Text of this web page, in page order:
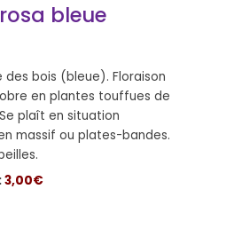
bleue
des bois (bleue). Floraison
en plantes touffues de
plaît en situation
massif ou plates-bandes.
3,00€